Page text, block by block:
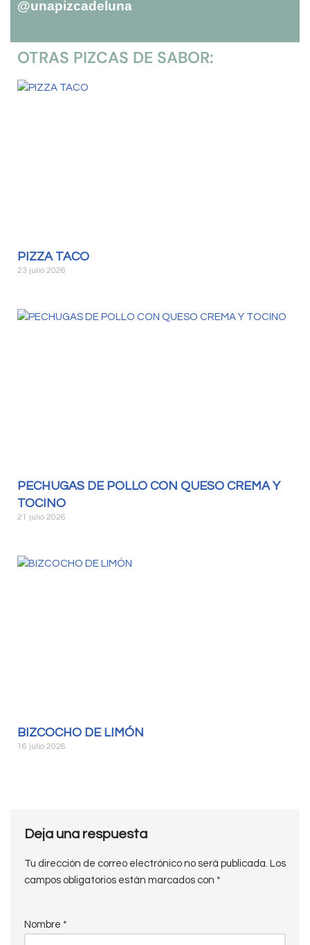
@unapizcadeluna
OTRAS PIZCAS DE SABOR:
PIZZA TACO
23 julio 2026
PECHUGAS DE POLLO CON QUESO CREMA Y
TOCINO
21 julio 2026
BIZCOCHO DE LIMÓN
16 julio 2026
Deja una respuesta
Tu dirección de correo electrónico no será publicada. Los
campos obligatorios están marcados con *
Nombre *